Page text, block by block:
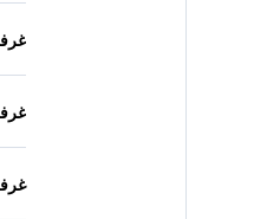
غرفة
غرفة